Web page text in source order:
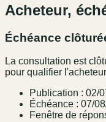
Acheteur,
Échéance
La consultation est
pour qualifier
Publication : 02/
Échéance : 07/
Fenêtre de